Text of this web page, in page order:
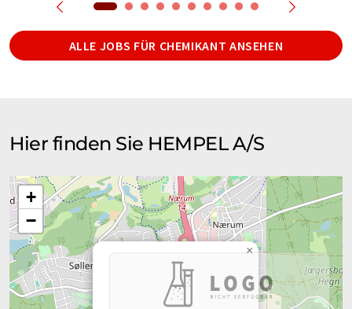
ALLE JOBS FÜR CHEMIKANT ANSEHEN
Hier finden Sie HEMPEL A/S
×
+
−